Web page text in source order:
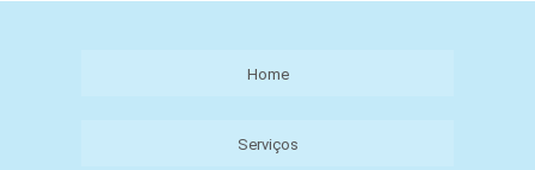
Home
Serviços